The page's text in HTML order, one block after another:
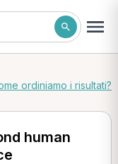
ordiniamo i risultati?
human